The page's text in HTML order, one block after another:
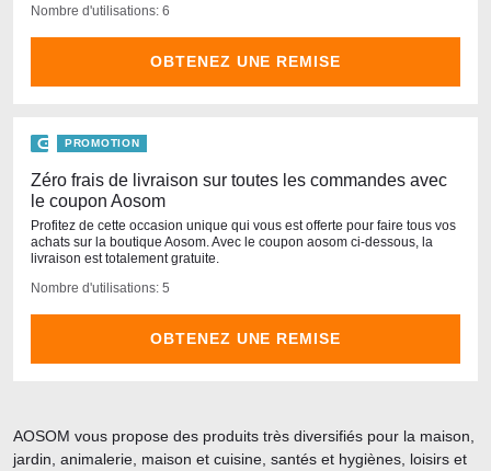
Nombre d'utilisations: 6
OBTENEZ UNE REMISE
PROMOTION
Zéro frais de livraison sur toutes les commandes avec
le coupon Aosom
Profitez de cette occasion unique qui vous est offerte pour faire tous vos
achats sur la boutique Aosom. Avec le coupon aosom ci-dessous, la
livraison est totalement gratuite.
Nombre d'utilisations: 5
OBTENEZ UNE REMISE
AOSOM vous propose des produits très diversifiés pour la maison,
jardin, animalerie, maison et cuisine, santés et hygiènes, loisirs et